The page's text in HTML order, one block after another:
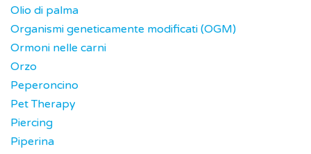
Olio di palma
Organismi geneticamente modificati (OGM)
Ormoni nelle carni
Orzo
Peperoncino
Pet Therapy
Piercing
Piperina